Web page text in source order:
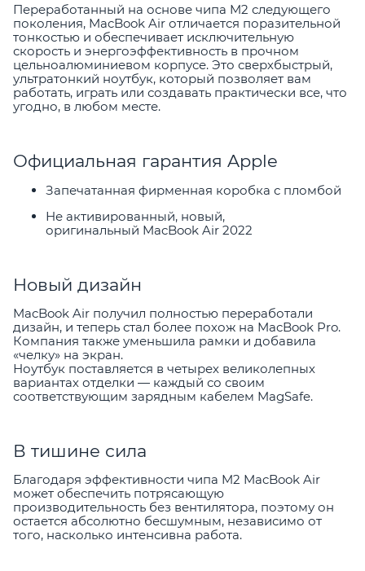
Переработанный на основе чипа M2 следующего
поколения, MacBook Air отличается поразительной
тонкостью и обеспечивает исключительную
скорость и энергоэффективность в прочном
цельноалюминиевом корпусе. Это сверхбыстрый,
ультратонкий ноутбук, который позволяет вам
работать, играть или создавать практически все, что
угодно, в любом месте.
Официальная гарантия Apple
Запечатанная фирменная коробка с пломбой
Не активированный, новый,
оригинальный MacBook Air 2022
Новый дизайн
MacBook Air получил полностью переработали
дизайн, и теперь стал более похож на MacBook Pro.
Компания также уменьшила рамки и добавила
«челку» на экран.
Ноутбук поставляется в четырех великолепных
вариантах отделки — каждый со своим
соответствующим зарядным кабелем MagSafe.
В тишине сила
Благодаря эффективности чипа M2 MacBook Air
может обеспечить потрясающую
производительность без вентилятора, поэтому он
остается абсолютно бесшумным, независимо от
того, насколько интенсивна работа.